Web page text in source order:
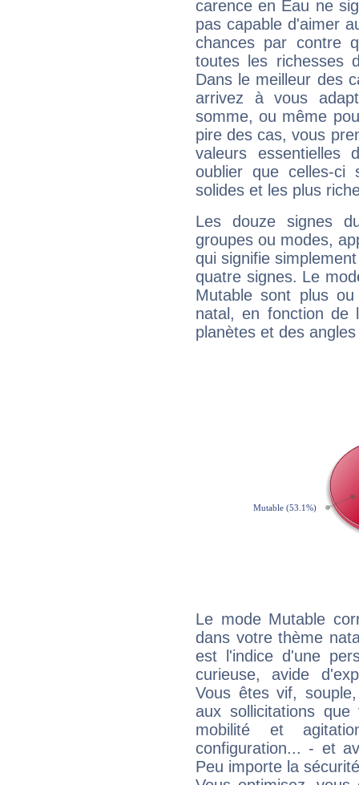
carence en Eau ne
pas capable d'aimer
chances par contre
toutes les richesses
Dans le meilleur des
arrivez à vous
somme, ou même
pire des cas, vous
valeurs
oublier que celles-
solides et les plus
Les douze signes
groupes ou modes,
qui signifie
quatre signes. Le
Mutable sont plus
natal, en fonction de
planètes et des
Le mode Mutable
dans votre thème
est l'indice d'une
curieuse, avide
Vous êtes vif,
aux sollicitations
mobilité et
configuration... - et
Peu importe la